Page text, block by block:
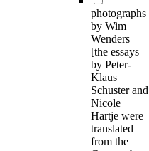
photographs
by Wim
Wenders
[the essays
by Peter-
Klaus
Schuster and
Nicole
Hartje were
translated
from the